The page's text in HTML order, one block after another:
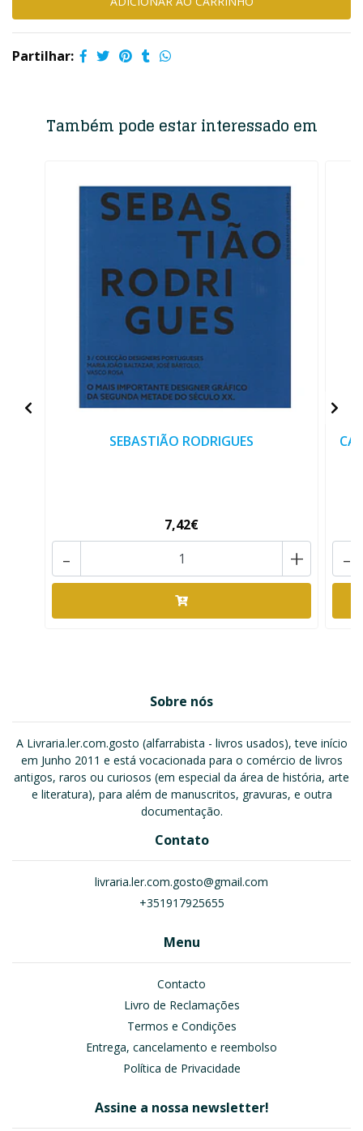
Partilhar:
Também pode estar interessado em
SEBASTIÃO RODRIGUES
7,42€
+
- -
Sobre nós
A Livraria.ler.com.gosto (alfarrabista - livros usados), teve início
em Junho 2011 e está vocacionada para o comércio de livros
antigos, raros ou curiosos (em especial da área de história, arte
e literatura), para além de manuscritos, gravuras, e outra
documentação.
Contato
livraria.ler.com.gosto@gmail.com
+351917925655
Menu
Contacto
Livro de Reclamações
Termos e Condições
Entrega, cancelamento e reembolso
Política de Privacidade
Assine a nossa newsletter!